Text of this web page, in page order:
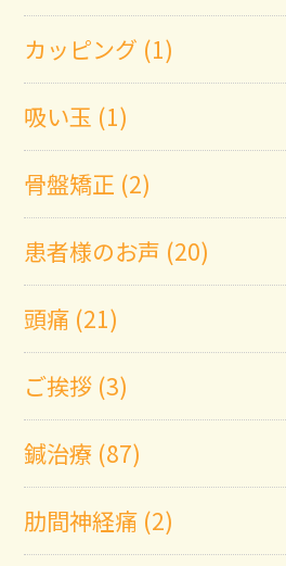
カッピング (1)
吸い玉 (1)
骨盤矯正 (2)
患者様のお声 (20)
頭痛 (21)
ご挨拶 (3)
鍼治療 (87)
肋間神経痛 (2)